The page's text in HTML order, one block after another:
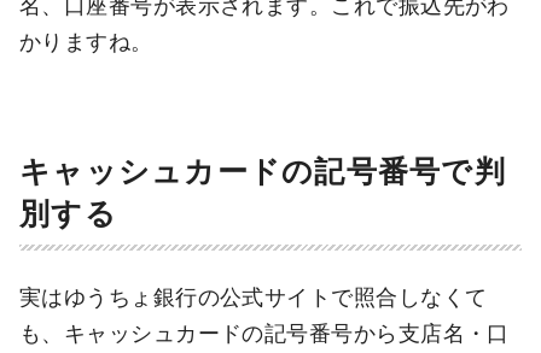
名、口座番号が表示されます。これで振込先がわ
かりますね。
キャッシュカードの記号番号で判
別する
実はゆうちょ銀行の公式サイトで照合しなくて
も、キャッシュカードの記号番号から支店名・口